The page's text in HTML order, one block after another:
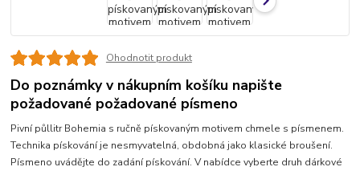
Ohodnotit produkt
Do poznámky v nákupním košíku napište
požadované požadované písmeno
Pivní půllitr Bohemia s ručně pískovaným motivem chmele s písmenem.
Technika pískování je nesmyvatelná, obdobná jako klasické broušení.
Písmeno uvádějte do zadání pískování. V nabídce vyberte druh dárkové